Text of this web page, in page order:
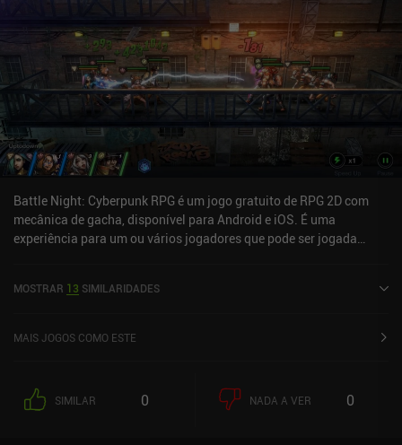
Battle Night: Cyberpunk RPG é um jogo gratuito de RPG 2D com
mecânica de gacha, disponível para Android e iOS. É uma
experiência para um ou vários jogadores que pode ser jogada
5,0 no Google Play e 4,8 de 5,0 na App Store do iOS.
MOSTRAR 13 SIMILARIDADES
MAIS JOGOS COMO ESTE
SIMILAR 0 NADA A VER 0